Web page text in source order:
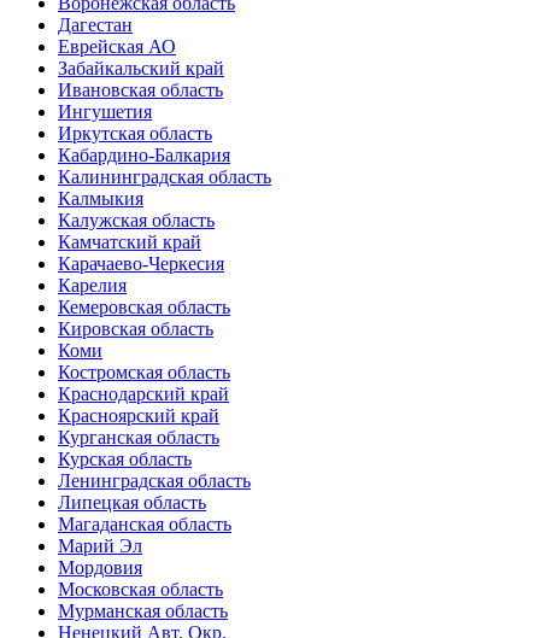
Дагестан
Еврейская АО
Забайкальский край
Ивановская область
Ингушетия
Иркутская область
Кабардино-Балкария
Калининградская область
Калмыкия
Калужская область
Камчатский край
Карачаево-Черкесия
Карелия
Кемеровская область
Кировская область
Коми
Костромская область
Краснодарский край
Красноярский край
Курганская область
Курская область
Ленинградская область
Липецкая область
Магаданская область
Марий Эл
Мордовия
Московская область
Мурманская область
Ненецкий Авт. Окр.